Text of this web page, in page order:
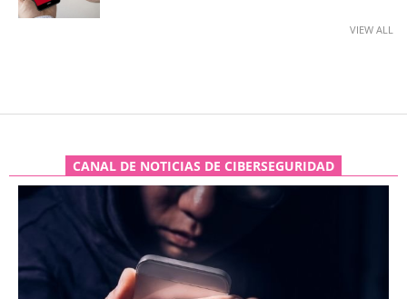
VIEW ALL
CANAL DE NOTICIAS DE CIBERSEGURIDAD